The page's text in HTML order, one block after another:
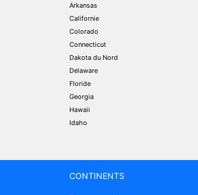
Arkansas
Californie
Colorado
Connecticut
Dakota du Nord
Delaware
Floride
Georgia
Hawaii
Idaho
CONTINENTS